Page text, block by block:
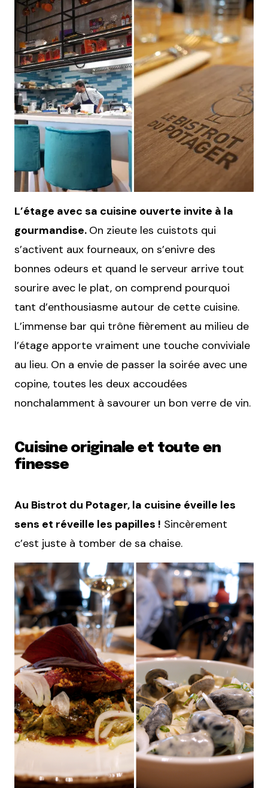
L’étage avec sa cuisine ouverte invite à la
gourmandise. On zieute les cuistots qui
s’activent aux fourneaux, on s’enivre des
bonnes odeurs et quand le serveur arrive tout
sourire avec le plat, on comprend pourquoi
tant d’enthousiasme autour de cette cuisine.
L’immense bar qui trône fièrement au milieu de
l’étage apporte vraiment une touche conviviale
au lieu. On a envie de passer la soirée avec une
copine, toutes les deux accoudées
nonchalamment à savourer un bon verre de vin.
Cuisine originale et toute en
finesse
Au Bistrot du Potager, la cuisine éveille les
sens et réveille les papilles ! Sincèrement
c’est juste à tomber de sa chaise.